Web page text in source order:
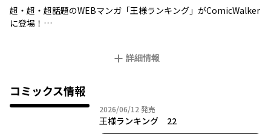
超・超・超話題のWEBマンガ「王様ランキング」がComicWalker
に登場！
誰よりも一生懸命なボッジと少しひねくれ者だけれど、優しいカ
ゲ。
ただただ愛おしくなる、感涙必至の成長物語が今、始まる――。
詳細情報
コミックス情報
2026/06/12 2026年06月12日
発売
王様ランキング 22